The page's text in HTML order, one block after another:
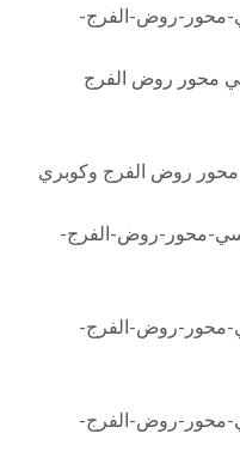
محور-روض-الفرج-
روض الفرج وكوبري
محور-روض-الفرج-
محور-روض-الفرج-